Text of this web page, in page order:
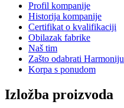
Profil kompanije
Historija kompanije
Certifikat o kvalifikaciji
Obilazak fabrike
Naš tim
Zašto odabrati Harmoniju
Korpa s ponudom
Izložba proizvoda